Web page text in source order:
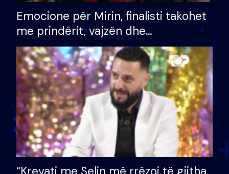
Emocione për Mirin, finalisti takohet
me prindërit, vajzën dhe
bashkëshorten: S’kemi ndonjë letër
divorci apo jo?